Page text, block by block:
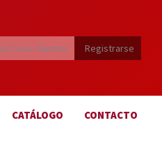
Acceso clientes Registrarse
CATÁLOGO CONTACTO